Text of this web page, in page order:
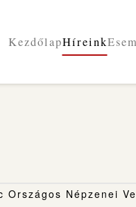
KezdőlapHíreink
Országos Népzenei